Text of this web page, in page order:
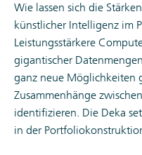
Wie lassen sich die
künstlicher Intelligenz im
Leistungsstärkere
gigantischer
ganz neue Möglichkeiten
Zusammenhänge
identifizieren. Die Deka
in der